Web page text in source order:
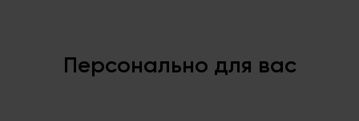
Персонально для вас